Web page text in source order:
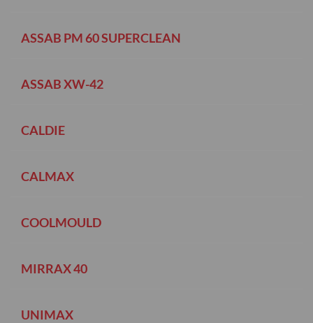
ASSAB PM 60 SUPERCLEAN
ASSAB XW-42
CALDIE
CALMAX
COOLMOULD
MIRRAX 40
UNIMAX